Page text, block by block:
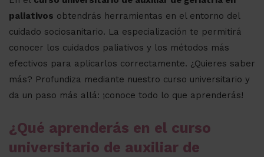
paliativos obtendrás herramientas en el entorno del
cuidado sociosanitario. La especialización te permitirá
conocer los cuidados paliativos y los métodos más
efectivos para aplicarlos correctamente. ¿Quieres saber
más? Profundiza mediante nuestro curso universitario y
da un paso más allá: ¡conoce todo lo que aprenderás!
¿Qué aprenderás en el curso
universitario de auxiliar de